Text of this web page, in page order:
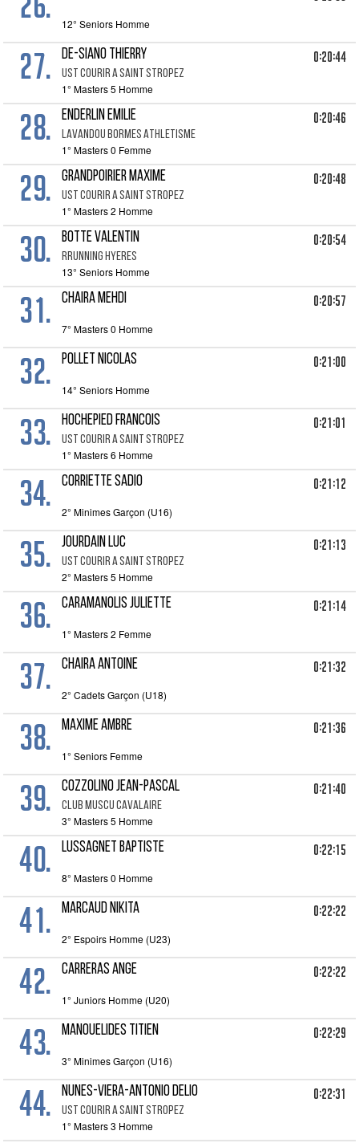
12° Seniors Homme
27. DE-SIANO THIERRY
UST COURIR A SAINT STROPEZ
0:20:44
1° Masters 5 Homme
28. ENDERLIN EMILIE
LAVANDOU BORMES ATHLETISME
0:20:46
1° Masters 0 Femme
29. GRANDPOIRIER MAXIME
UST COURIR A SAINT STROPEZ
0:20:48
1° Masters 2 Homme
30. BOTTE VALENTIN
RRUNNING HYERES
0:20:54
13° Seniors Homme
31. CHAIRA MEHDI 0:20:57
7° Masters 0 Homme
32. POLLET NICOLAS 0:21:00
14° Seniors Homme
33. HOCHEPIED FRANCOIS
UST COURIR A SAINT STROPEZ
0:21:01
1° Masters 6 Homme
34. CORRIETTE SADIO 0:21:12
2° Minimes Garçon (U16)
35. JOURDAIN LUC
UST COURIR A SAINT STROPEZ
0:21:13
2° Masters 5 Homme
36. CARAMANOLIS JULIETTE 0:21:14
1° Masters 2 Femme
37. CHAIRA ANTOINE 0:21:32
2° Cadets Garçon (U18)
38. MAXIME AMBRE 0:21:36
1° Seniors Femme
39. COZZOLINO JEAN-PASCAL
CLUB MUSCU CAVALAIRE
0:21:40
3° Masters 5 Homme
40. LUSSAGNET BAPTISTE 0:22:15
8° Masters 0 Homme
41. MARCAUD NIKITA 0:22:22
2° Espoirs Homme (U23)
42. CARRERAS ANGE 0:22:22
1° Juniors Homme (U20)
43. MANOUELIDES TITIEN 0:22:29
3° Minimes Garçon (U16)
44. NUNES-VIERA-ANTONIO DELIO
UST COURIR A SAINT STROPEZ
0:22:31
1° Masters 3 Homme